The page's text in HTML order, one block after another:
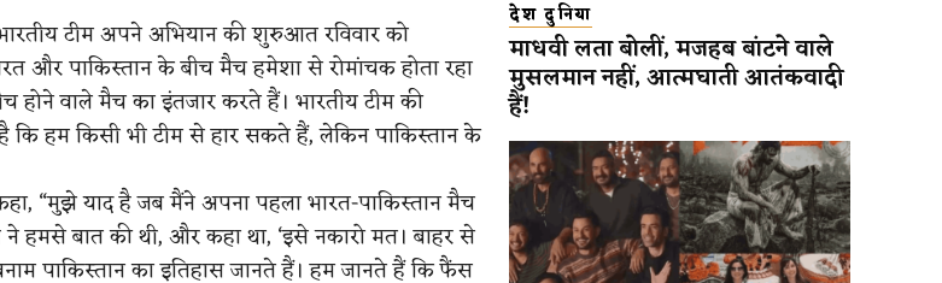
टीम अपने अभियान की शुरुआत रविवार को
और पाकिस्तान के बीच मैच हमेशा से रोमांचक होता रहा
होने वाले मैच का इंतजार करते हैं। भारतीय टीम की
है कि हम किसी भी टीम से हार सकते हैं, लेकिन पाकिस्तान के
कहा, “मुझे याद है जब मैंने अपना पहला भारत-पाकिस्तान मैच
हमसे बात की थी, और कहा था, ‘इसे नकारो मत। बाहर से
पाकिस्तान का इतिहास जानते हैं। हम जानते हैं कि फैंस
देश दुनिया
माधवी लता बोलीं, मजहब बांटने वाले
मुसलमान नहीं, आत्मघाती आतंकवादी
हैं!